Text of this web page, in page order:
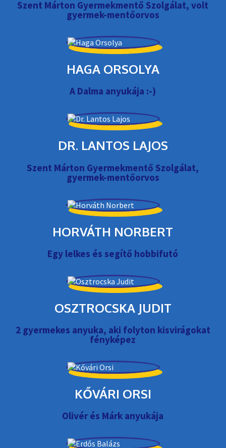
Szent Márton Gyermekmentő Szolgálat, volt
gyermek-mentőorvos
HAGA ORSOLYA
A Dalma anyukája :-)
DR. LANTOS LAJOS
Szent Márton Gyermekmentő Szolgálat,
gyermek-mentőorvos
HORVÁTH NORBERT
Egy lelkes és segítő hobbifutó
OSZTROCSKA JUDIT
2 gyermekes anyuka, aki folyton kisvirágokat
fényképez
KŐVÁRI ORSI
Olivér és Márk anyukája